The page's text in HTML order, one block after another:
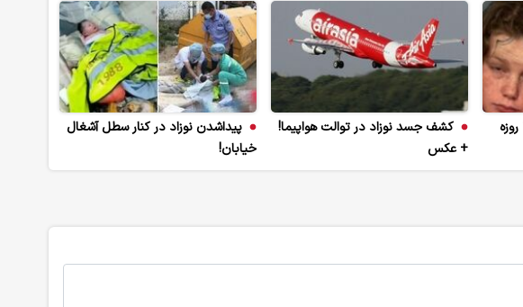
جویده شدن صورت نوزاد 15 روزه
کشف جسد نوزاد در توالت هواپیما!
+ عکس
پیداشدن نوزاد در کنار سطل آشغال
خیابان!